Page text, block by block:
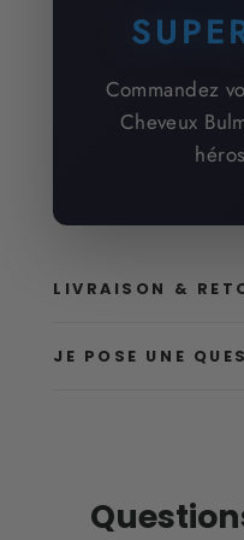
Commandez
Cheveux
LIVRAISON &
JE POSE UNE